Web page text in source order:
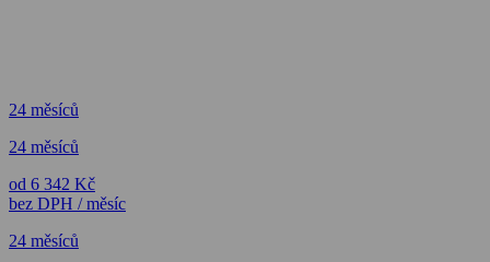
24 měsíců
24 měsíců
od 6 342 Kč
bez DPH / měsíc
24 měsíců